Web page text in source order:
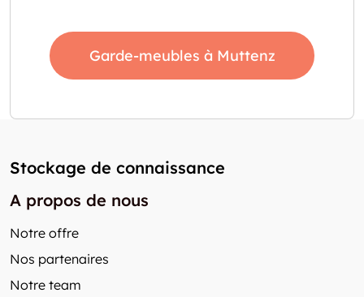
Garde-meubles à Muttenz
Stockage de connaissance
A propos de nous
Notre offre
Nos partenaires
Notre team